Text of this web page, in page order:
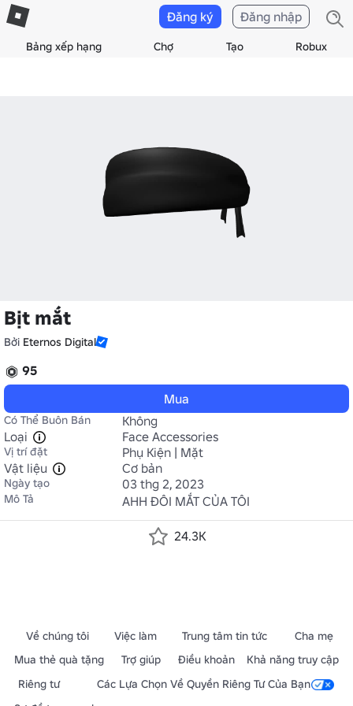
Bảng xếp hạng Chợ Tạo Robux
Đăng ký Đăng nhập
Bịt mắt
Bởi Eternos Digital
95
Mua
Có Thể Buôn Bán
Không
Loại
Face Accessories
Vị trí đặt
Phụ Kiện | Mặt
Vật liệu
Cơ bản
Ngày tạo 03 thg 2, 2023
Mô Tả AHH ĐÔI MẮT CỦA TÔI
24.3K
Về chúng tôi Việc làm Trung tâm tin tức
Cha mẹ
Mua thẻ quà tặng
Trợ giúp Điều khoản
Khả năng truy cập
Riêng tư
Các Lựa Chọn Về Quyền Riêng Tư Của Bạn